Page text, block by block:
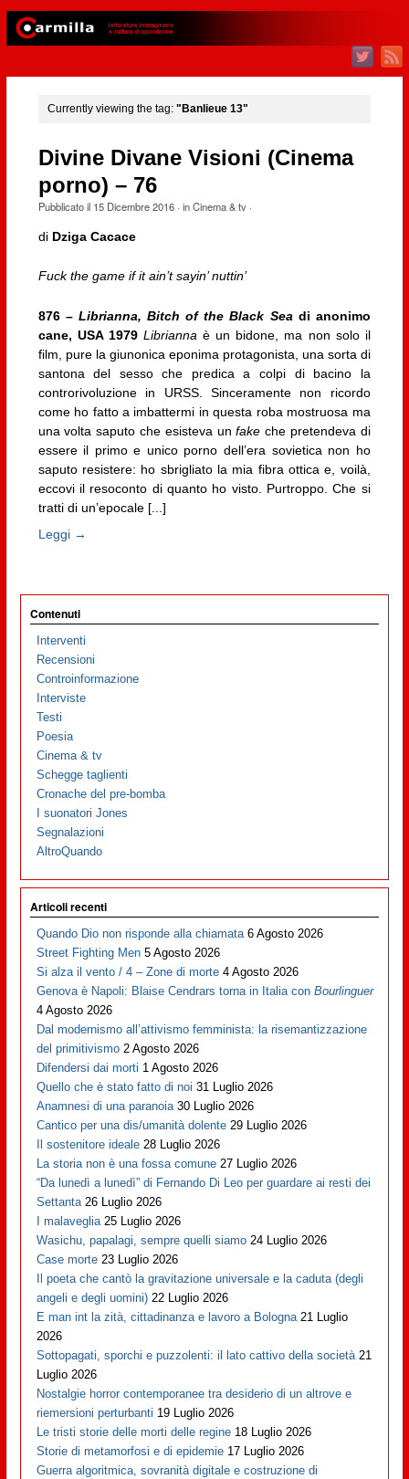
Currently viewing the tag: "Banlieue 13"
Divine Divane Visioni (Cinema
porno) – 76
Pubblicato il 15 Dicembre 2016· inCinema & tv·
di Dziga Cacace
Fuck the game if it ain’t sayin’ nuttin’
876 – Librianna, Bitch of the Black Sea di anonimo
cane, USA 1979 Librianna è un bidone, ma non solo il
film, pure la giunonica eponima protagonista, una sorta di
santona del sesso che predica a colpi di bacino la
controrivoluzione in URSS. Sinceramente non ricordo
come ho fatto a imbattermi in questa roba mostruosa ma
una volta saputo che esisteva unfake che pretendeva di
essere il primo e unico porno dell’era sovietica non ho
saputo resistere: ho sbrigliato la mia fibra ottica e, voilà,
eccovi il resoconto di quanto ho visto. Purtroppo. Che si
tratti di un’epocale [...]
Leggi →
Contenuti
Interventi
Recensioni
Controinformazione
Interviste
Testi
Poesia
Cinema & tv
Schegge taglienti
Cronache del pre-bomba
I suonatori Jones
Segnalazioni
AltroQuando
Articoli recenti
Quando Dio non risponde alla chiamata 6 Agosto 2026
Street Fighting Men 5 Agosto 2026
Si alza il vento / 4 – Zone di morte 4 Agosto 2026
Genova è Napoli: Blaise Cendrars torna in Italia conBourlinguer
4 Agosto 2026
Dal modernismo all’attivismo femminista: la risemantizzazione
del primitivismo 2 Agosto 2026
Difendersi dai morti 1 Agosto 2026
Quello che è stato fatto di noi 31 Luglio 2026
Anamnesi di una paranoia 30 Luglio 2026
Cantico per una dis/umanità dolente 29 Luglio 2026
Il sostenitore ideale 28 Luglio 2026
La storia non è una fossa comune 27 Luglio 2026
“Da lunedì a lunedì” di Fernando Di Leo per guardare ai resti dei
Settanta 26 Luglio 2026
I malaveglia 25 Luglio 2026
Wasichu, papalagi, sempre quelli siamo 24 Luglio 2026
Case morte 23 Luglio 2026
Il poeta che cantò la gravitazione universale e la caduta (degli
angeli e degli uomini) 22 Luglio 2026
E man int la zità, cittadinanza e lavoro a Bologna 21 Luglio
2026
Sottopagati, sporchi e puzzolenti: il lato cattivo della società 21
Luglio 2026
Nostalgie horror contemporanee tra desiderio di un altrove e
riemersioni perturbanti 19 Luglio 2026
Le tristi storie delle morti delle regine 18 Luglio 2026
Storie di metamorfosi e di epidemie 17 Luglio 2026
Guerra algoritmica, sovranità digitale e costruzione di